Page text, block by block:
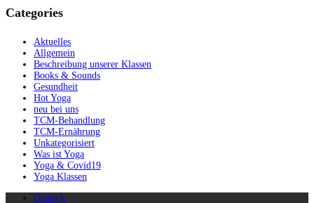
Categories
Aktuelles
Allgemein
Beschreibung unserer Klassen
Books & Sounds
Gesundheit
Hot Yoga
neu bei uns
TCM-Behandlung
TCM-Ernährung
Unkategorisiert
Was ist Yoga
Yoga & Covid19
Yoga Klassen
Deutsch